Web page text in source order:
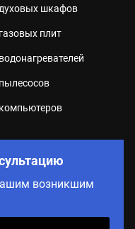
духовых шкафов
газовых плит
водонагревателей
пылесосов
компьютеров
возникшим